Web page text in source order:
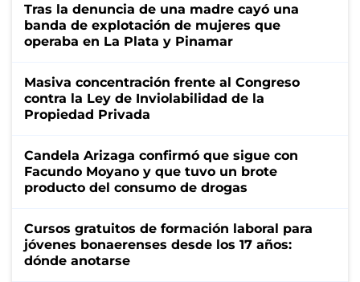
Tras la denuncia de una madre cayó una
banda de explotación de mujeres que
operaba en La Plata y Pinamar
Masiva concentración frente al Congreso
contra la Ley de Inviolabilidad de la
Propiedad Privada
Candela Arizaga confirmó que sigue con
Facundo Moyano y que tuvo un brote
producto del consumo de drogas
Cursos gratuitos de formación laboral para
jóvenes bonaerenses desde los 17 años:
dónde anotarse